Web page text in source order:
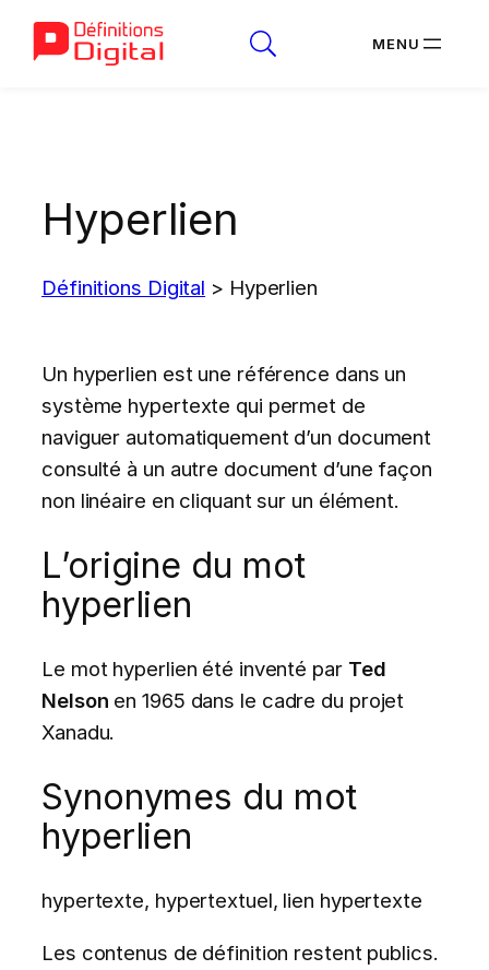
Hyperlien
Définitions Digital > Hyperlien
Un hyperlien est une référence dans un
système hypertexte qui permet de
naviguer automatiquement d’un document
consulté à un autre document d’une façon
non linéaire en cliquant sur un élément.
L’origine du mot
hyperlien
Le mot hyperlien été inventé par Ted
Nelson en 1965 dans le cadre du projet
Xanadu.
Synonymes du mot
hyperlien
hypertexte, hypertextuel, lien hypertexte
Les contenus de définition restent publics.